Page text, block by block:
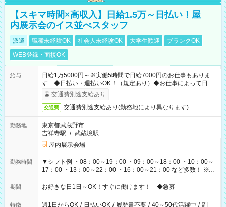
【スキマ時間×高収入】日給1.5万～日払い！屋
内展示会のイス並べスタッフ
派遣 職種未経験OK 社会人未経験OK 大学生歓迎
ブランクOK
WEB登録・面接OK
給与
日給1万5000円～※実働5時間で日給7000円のお仕事もありま
す ◆日払い・週払いOK！（規定あり）◆お仕事によって日給
も異なります
交通費別途支給あり
交通費 交通費別途支給あり(勤務地により異なります)
勤務地
東京都武蔵野市
吉祥寺駅 / 武蔵境駅
屋内展示会場
勤務時間
▼シフト例 ・08：00～19：00 ・09：00～18：00 ・10：00～
17：00 ・13：00～22：00 ・16：00～21：00 など多数！ ※お
仕事により勤務時間が異なります
期間 お好きな日1日～OK！すぐに働けます！ ◆急募
特徴 週1日からOK / 日払いOK / 履歴書不要 / 40～50代活躍中 / 副